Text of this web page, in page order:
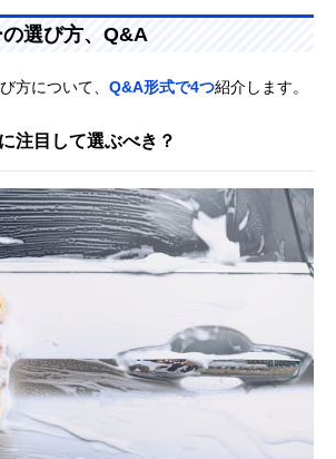
選び方、Q&A
方について、 Q&A形式で4つ紹介します。
注目して選ぶべき？